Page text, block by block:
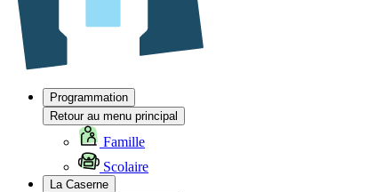
Programmation
Retour au menu principal
Famille
Scolaire
La Caserne